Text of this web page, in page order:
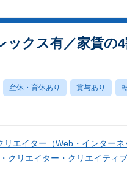
ックス有／家賃
産休・育休あり 賞与あり
エイター（Web・インターネ
クリエイター・クリエイティ